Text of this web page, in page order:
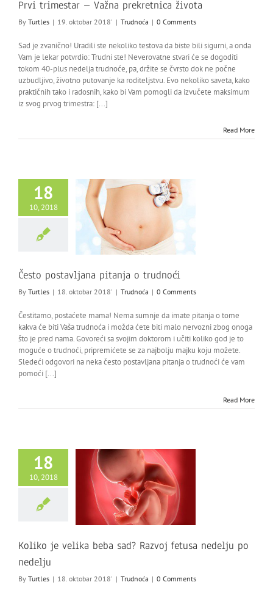
Prvi trimestar – Važna prekretnica života
By Turtles | 19. oktobar 2018' | Trudnoća | 0 Comments
Sad je zvanično! Uradili ste nekoliko testova da biste bili sigurni, a onda
Vam je lekar potvrdio: Trudni ste! Neverovatne stvari će se dogoditi
tokom 40-plus nedelja trudnoće, pa, držite se čvrsto dok ne počne
uzbudljivo, životno putovanje ka roditeljstvu. Evo nekoliko saveta, kako
praktičnih tako i radosnih, kako bi Vam pomogli da izvučete maksimum
iz svog prvog trimestra: [...]
Read More
18
10, 2018
Često postavljana pitanja o trudnoći
By Turtles | 18. oktobar 2018' | Trudnoća | 0 Comments
Čestitamo, postaćete mama! Nema sumnje da imate pitanja o tome
kakva će biti Vaša trudnoća i možda ćete biti malo nervozni zbog onoga
što je pred nama. Govoreći sa svojim doktorom i učiti koliko god je to
moguće o trudnoći, pripremićete se za najbolju majku koju možete.
Sledeći odgovori na neka često postavljana pitanja o trudnoći će vam
pomoći [...]
Read More
18
10, 2018
Koliko je velika beba sad?
Razvoj fetusa nedelju po
nedelju
Koliko je velika beba sad? Razvoj fetusa nedelju po
nedelju
By Turtles | 18. oktobar 2018' | Trudnoća | 0 Comments